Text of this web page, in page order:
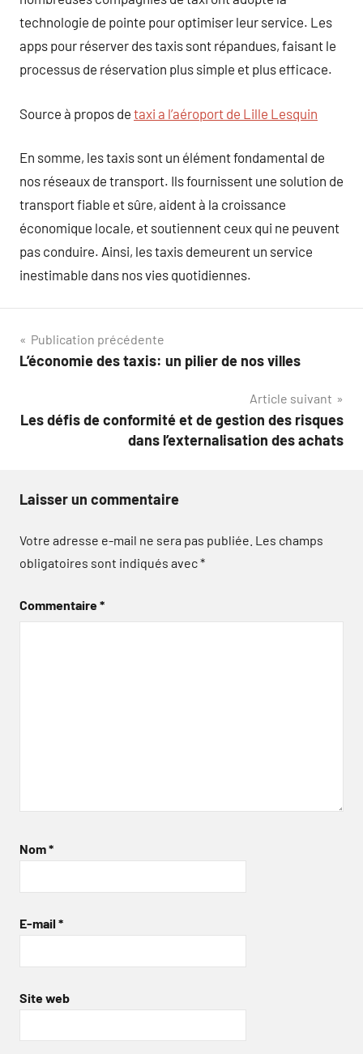
technologie de pointe pour optimiser leur service. Les
apps pour réserver des taxis sont répandues, faisant le
processus de réservation plus simple et plus efficace.
Source à propos de taxi a l’aéroport de Lille Lesquin
En somme, les taxis sont un élément fondamental de
nos réseaux de transport. Ils fournissent une solution de
transport fiable et sûre, aident à la croissance
économique locale, et soutiennent ceux qui ne peuvent
pas conduire. Ainsi, les taxis demeurent un service
inestimable dans nos vies quotidiennes.
Navigation
de
Publication précédente
L’économie des taxis: un pilier de nos villes
Article suivant
Les défis de conformité et de gestion des risques
dans l’externalisation des achats
Laisser un commentaire
Votre adresse e-mail ne sera pas publiée. Les champs
obligatoires sont indiqués avec*
Commentaire*
Nom*
E-mail *
Site web